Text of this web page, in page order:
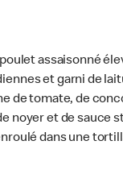
assaisonné
et garni de
de tomate, de
noyer et de sauce
dans une